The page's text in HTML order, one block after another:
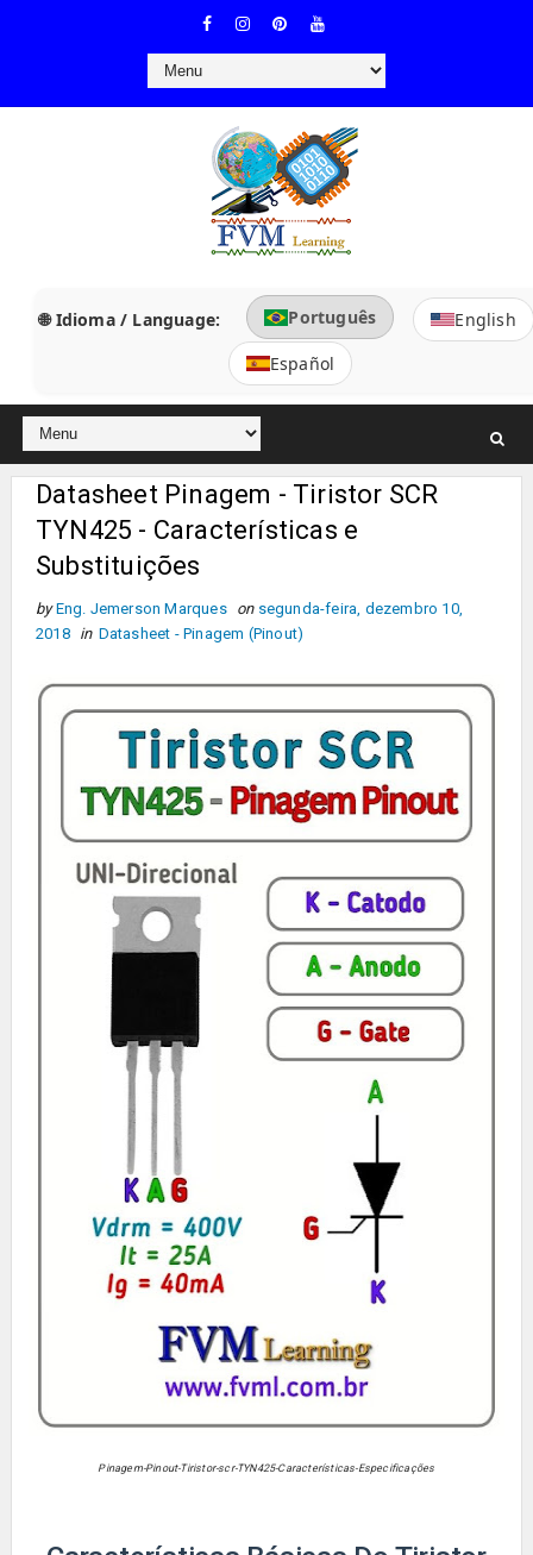
🌐 Idioma / Language: Português
English
Español
Datasheet Pinagem - Tiristor SCR
TYN425 - Características e
Substituições
by Eng. Jemerson Marques on segunda-feira, dezembro 10,
2018
in Datasheet - Pinagem (Pinout)
Pinagem-Pinout-Tiristor-scr-TYN425-Características-Especificações